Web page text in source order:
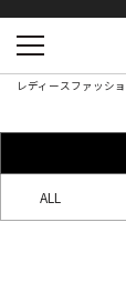
レディースファッシ
ALL